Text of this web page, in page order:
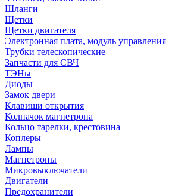
Шланги
Щетки
Щетки двигателя
Электронная плата, модуль управления
Трубки телескопические
Запчасти для СВЧ
ТЭНы
Диоды
Замок двери
Клавиши открытия
Колпачок магнетрона
Кольцо тарелки, крестовина
Коплеры
Лампы
Магнетроны
Микровыключатели
Двигатели
Предохранители